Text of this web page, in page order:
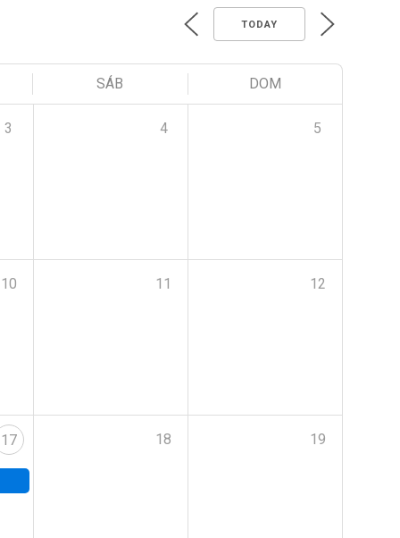
TODAY
SÁB DOM
3 4 5
10 11 12
17 18 19